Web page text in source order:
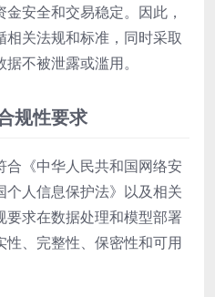
安全和交易稳定。因此，
关法规和标准，同时采取
不被泄露或滥用。
规性要求
合《中华人民共和国网络安
人信息保护法》以及相关
要求在数据处理和模型部署
、完整性、保密性和可用